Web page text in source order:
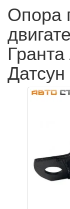
Опора
Датсун